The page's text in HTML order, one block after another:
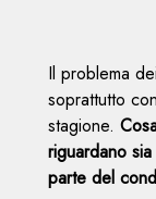
Il problema
soprattutto
stagione.
riguardano
parte del